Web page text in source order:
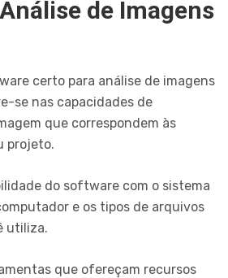
de Imagens
certo para análise de imagens
se nas capacidades de
que correspondem às
projeto.
do software com o sistema
e os tipos de arquivos
utiliza.
que ofereçam recursos